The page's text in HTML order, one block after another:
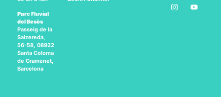
Parc Fluvial
del Besòs
Passeig de la
Salzereda,
56-58, 08922
Santa Coloma
de Gramenet,
Barcelona
a: